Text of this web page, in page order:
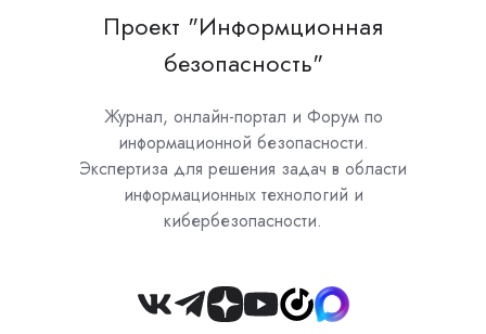
Проект "Информционная
безопасность"
Журнал, онлайн-портал и Форум по
информационной безопасности.
Экспертиза для решения задач в области
информационных технологий и
кибербезопасности.
Join